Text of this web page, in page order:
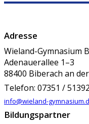
Adresse
Wieland-Gymnasium
Adenauerallee 1–3
88400 Biberach an
Telefon: 07351 / 51392
info@wieland-
Bildungspartner